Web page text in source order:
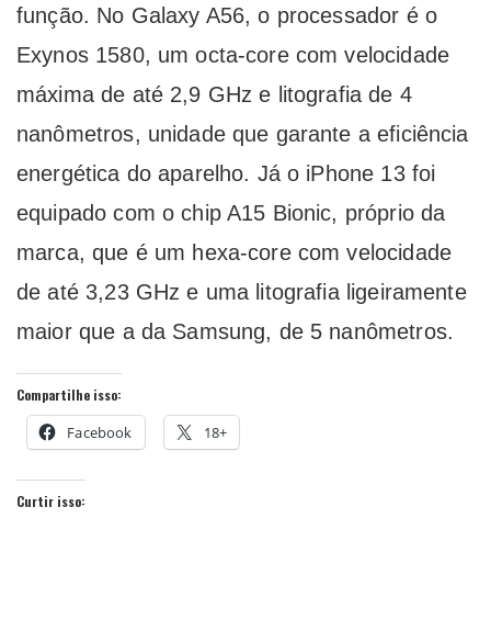
função. No Galaxy A56, o processador é o
Exynos 1580, um octa-core com velocidade
máxima de até 2,9 GHz e litografia de 4
nanômetros, unidade que garante a eficiência
energética do aparelho. Já o iPhone 13 foi
equipado com o chip A15 Bionic, próprio da
marca, que é um hexa-core com velocidade
de até 3,23 GHz e uma litografia ligeiramente
maior que a da Samsung, de 5 nanômetros.
Compartilhe isso:
Facebook 18+
Curtir isso: